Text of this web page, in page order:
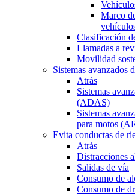
Marco
Clasificación
Llamadas a
Movilidad
Sistemas avanzados
Atrás
Sistemas
(ADAS)
Sistemas
para motos
Evita conductas de
Atrás
Distracciones
Salidas de vía
Consumo de
Consumo de